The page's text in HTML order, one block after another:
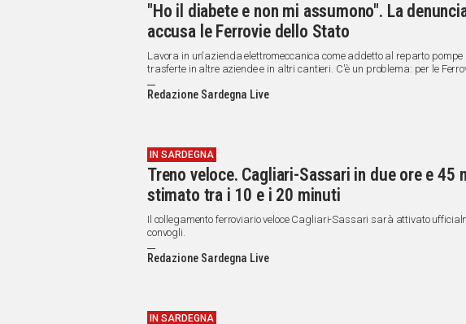
"Ho il diabete e non mi assumono". La
accusa le Ferrovie dello Stato
Lavora in un'azienda elettromeccanica come addetto al reparto
trasferte in altre aziende e in altri cantieri. C'è un problema: per le
con mansioni di "operaio manutenzione specializzato" in quanto affetto
Redazione Sardegna Live
IN SARDEGNA
Treno veloce. Cagliari-Sassari in due ore e
stimato tra i 10 e i 20 minuti
Il collegamento ferroviario veloce Cagliari-Sassari sarà attivato
convogli.
Redazione Sardegna Live
IN SARDEGNA